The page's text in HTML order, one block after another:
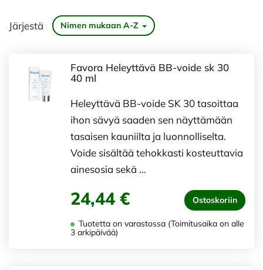
Järjestä Nimen mukaan A-Z
Favora Heleyttävä BB-voide sk 30
40 ml
Heleyttävä BB-voide SK 30 tasoittaa
ihon sävyä saaden sen näyttämään
tasaisen kauniilta ja luonnolliselta.
Voide sisältää tehokkasti kosteuttavia
ainesosia sekä …
24,44 € Ostoskoriin
Tuotetta on varastossa (Toimitusaika on alle
3 arkipäivää)